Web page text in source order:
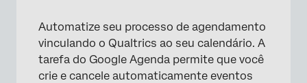
Cancelamento de um Evento do Google
Agenda
Perguntas frequentes
Automatize seu processo de agendamento
vinculando o Qualtrics ao seu calendário. A
tarefa do Google Agenda permite que você
crie e cancele automaticamente eventos